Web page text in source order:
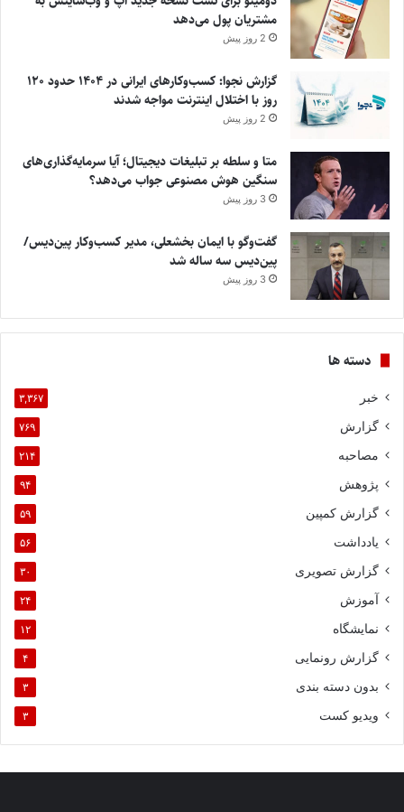
مشتریان پول می‌دهد
2 روز پیش
گزارش نجوا: کسب‌وکارهای ایرانی در ۱۴۰۴ حدود ۱۲۰
روز با اختلال اینترنت مواجه شدند
2 روز پیش
متا و سلطه بر تبلیغات دیجیتال؛ آیا سرمایه‌گذاری‌های
سنگین هوش مصنوعی جواب می‌دهد؟
3 روز پیش
گفت‌وگو با ایمان بخشعلی، مدیر کسب‌وکار پین‌دیس/
پین‌دیس سه ساله شد
3 روز پیش
دسته ها
خبر ۳,۳۶۷
گزارش ۷۶۹
مصاحبه ۲۱۴
پژوهش ۹۴
گزارش کمپین ۵۹
یادداشت ۵۶
گزارش تصویری ۳۰
آموزش ۲۴
نمایشگاه ۱۲
گزارش رونمایی ۴
بدون دسته بندی ۳
ویدیو کست ۳